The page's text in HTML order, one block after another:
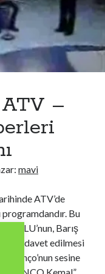
–
mavi
ATV’de
Bu
Barış
davet edilmesi
Manço’nun sesine